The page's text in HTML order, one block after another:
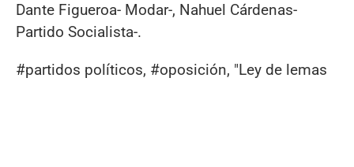
Dante Figueroa- Modar-, Nahuel Cárdenas-
Partido Socialista-.
#partidos políticos, #oposición, "Ley de lemas